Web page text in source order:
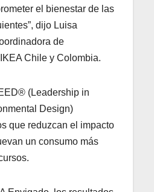
el bienestar de las
dijo Luisa
de
Chile y Colombia.
(Leadership in
Design)
que reduzcan el impacto
un consumo más